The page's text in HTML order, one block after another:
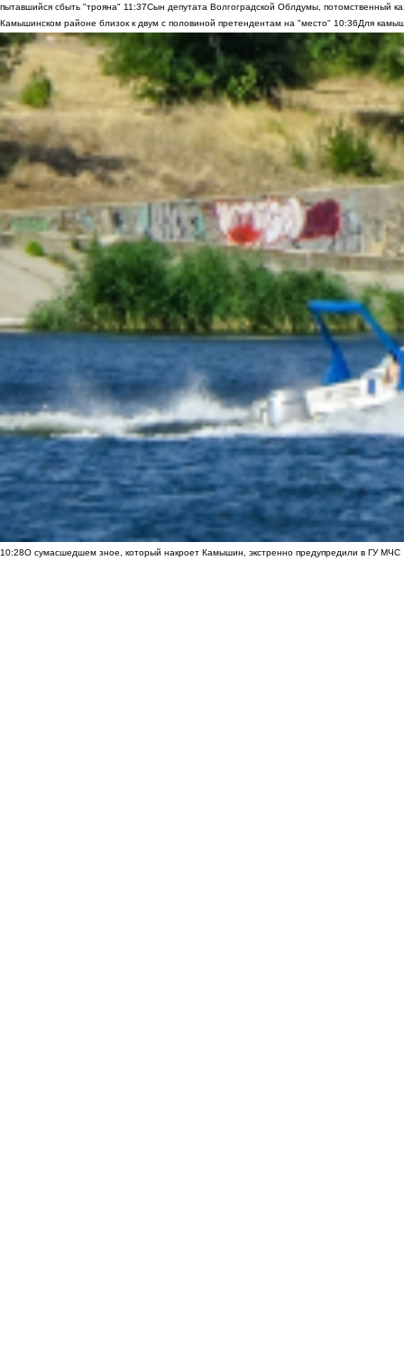
пытавшийся сбыть "трояна" 11:37Сын депутата Волгоградской Облдумы, потомственный
Камышинском районе близок к двум с половиной претендентам на "место" 10:36Для
10:28О сумасшедшем зное, который накроет Камышин, экстренно предупредили в ГУ МЧС